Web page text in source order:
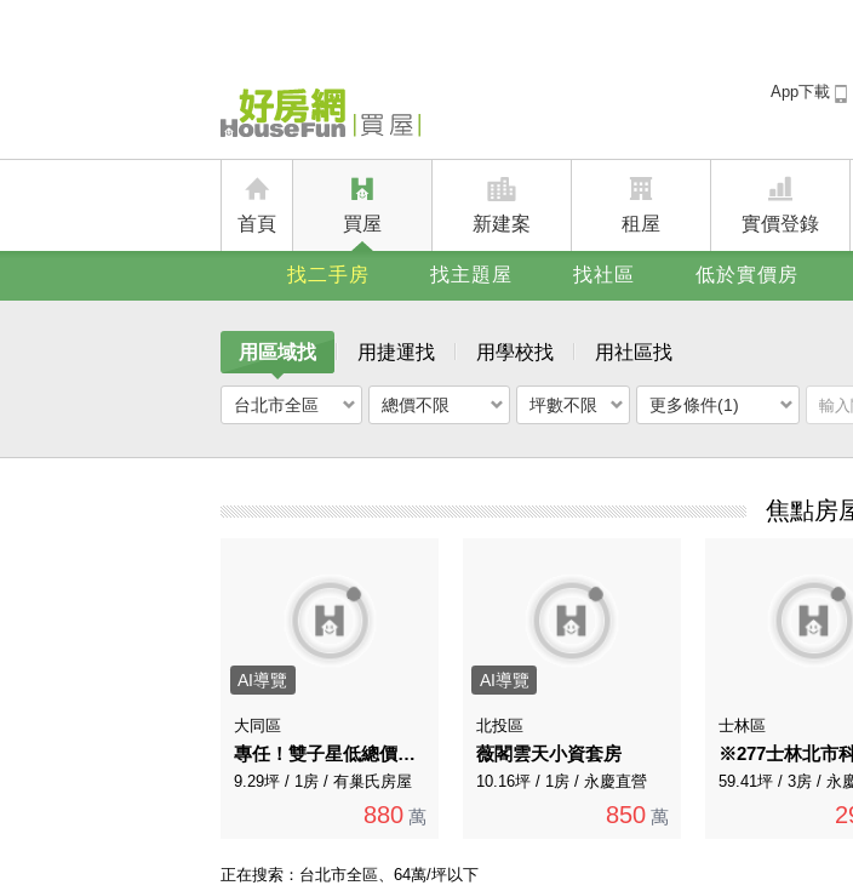
App下載
首頁 買屋 新建案 租屋 實價登錄
找二手房 找主題屋 找社區 低於實價房
用區域找 用捷運找 用學校找 用社區找
台北市全區 總價不限 坪數不限 更多條件(1)
焦點房
AI導覽
大同區
專任！雙子星低總價電梯大樓有管理
9.29坪 / 1房 / 有巢氏房屋
880 萬
AI導覽
北投區
薇閣雲天小資套房
10.16坪 / 1房 / 永慶直營
850 萬
士林區
59.41坪 / 3房 / 永
正在搜索： 台北市全區、64萬/坪以下